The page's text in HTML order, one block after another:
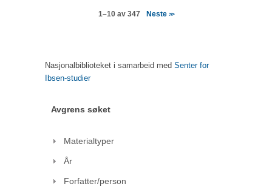
1–10 av 347 Neste >>
Nasjonalbiblioteket i samarbeid med Senter for
Ibsen-studier
Avgrens søket
Materialtyper
År
Forfatter/person